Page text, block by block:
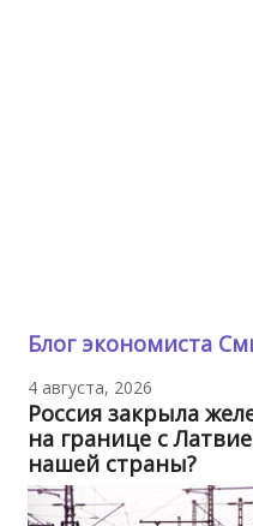
Блог экономиста
4 августа, 2026
Россия закрыла
на границе с
нашей страны?